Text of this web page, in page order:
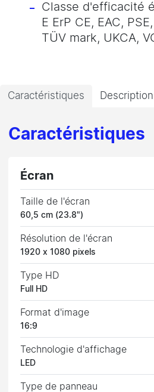
Classe d'efficacité
E ErP CE, EAC,
TÜV mark, UKCA,
Caractéristiques
Caractéristiques
Écran
Taille de l'écran
60,5 cm (23.8")
Résolution de l'écran
1920 x 1080 pixels
Type HD
Full HD
Format d'image
16:9
Technologie d'affichage
LED
Type de panneau